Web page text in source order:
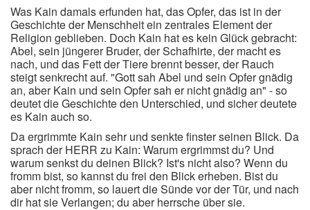
Was Kain damals erfunden hat, das Opfer, das ist in der
Geschichte der Menschheit ein zentrales Element der
Religion geblieben. Doch Kain hat es kein Glück gebracht:
Abel, sein jüngerer Bruder, der Schafhirte, der macht es
nach, und das Fett der Tiere brennt besser, der Rauch
steigt senkrecht auf. "Gott sah Abel und sein Opfer gnädig
an, aber Kain und sein Opfer sah er nicht gnädig an" - so
deutet die Geschichte den Unterschied, und sicher deutete
es Kain auch so.
Da ergrimmte Kain sehr und senkte finster seinen Blick. Da
sprach der HERR zu Kain: Warum ergrimmst du? Und
warum senkst du deinen Blick? Ist's nicht also? Wenn du
fromm bist, so kannst du frei den Blick erheben. Bist du
aber nicht fromm, so lauert die Sünde vor der Tür, und nach
dir hat sie Verlangen; du aber herrsche über sie.